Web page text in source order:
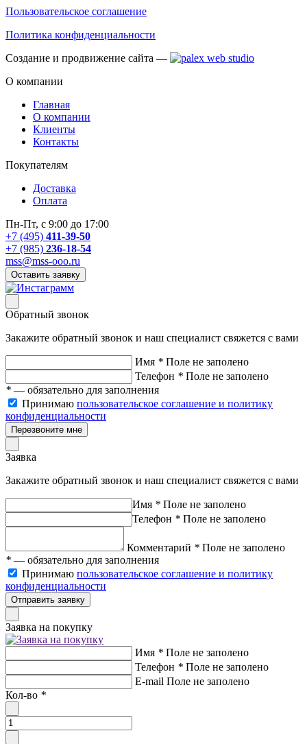
Пользовательское соглашение
Политика конфиденциальности
Создание и продвижение сайта —
О компании
Главная
О компании
Клиенты
Контакты
Покупателям
Доставка
Оплата
Пн-Пт, с 9:00 до 17:00
+7 (495) 411-39-50
+7 (985) 236-18-54
mss@mss-ooo.ru
Оставить заявку
Обратный звонок
Закажите обратный звонок и наш специалист свяжется с вами
Имя * Поле не заполено
Телефон * Поле не заполено
* — обязательно для заполнения
Принимаю пользовательское соглашение и политику
конфиденциальности
Перезвоните мне
Заявка
Закажите обратный звонок и наш специалист свяжется с вами
Имя * Поле не заполено
Телефон * Поле не заполено
Комментарий * Поле не заполено
* — обязательно для заполнения
Принимаю пользовательское соглашение и политику
конфиденциальности
Отправить заявку
Заявка на покупку
Имя * Поле не заполено
Телефон * Поле не заполено
E-mail Поле не заполено
Кол-во *